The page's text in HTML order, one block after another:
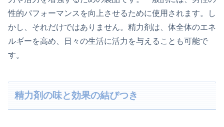
性的パフォーマンスを向上させるために使用されます。し
かし、それだけではありません。精力剤は、体全体のエネ
ルギーを高め、日々の生活に活力を与えることも可能で
す。
精力剤の味と効果の結びつき